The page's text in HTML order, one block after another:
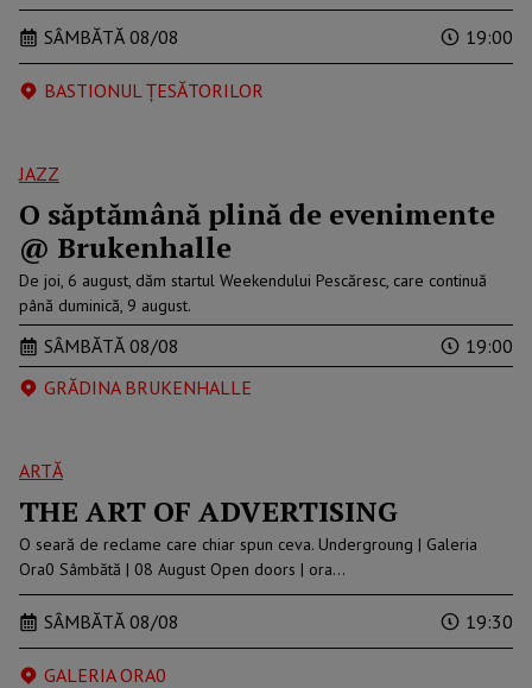
SÂMBĂTĂ 08/08 19:00
BASTIONUL ȚESĂTORILOR
JAZZ
O săptămână plină de evenimente
@ Brukenhalle
De joi, 6 august, dăm startul Weekendului Pescăresc, care continuă
până duminică, 9 august.
SÂMBĂTĂ 08/08
19:00
GRĂDINA BRUKENHALLE
ARTĂ
THE ART OF ADVERTISING
O seară de reclame care chiar spun ceva. Undergroung | Galeria
Ora0 Sâmbătă | 08 August Open doors | ora…
SÂMBĂTĂ 08/08 19:30
GALERIA ORA0